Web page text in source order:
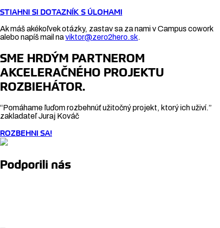
STIAHNI SI DOTAZNÍK S ÚLOHAMI
Ak máš akékoľvek otázky, zastav sa za nami v Campus cowork
alebo napíš mail naviktor@zero2hero.sk.
SME HRDÝM PARTNEROM
AKCELERAČNÉHO PROJEKTU
ROZBIEHÁTOR.
“Pomáhame ľuďom rozbehnúť užitočný projekt, ktorý ich uživí.”
zakladateľ Juraj Kováč
ROZBEHNI SA!
Podporili nás